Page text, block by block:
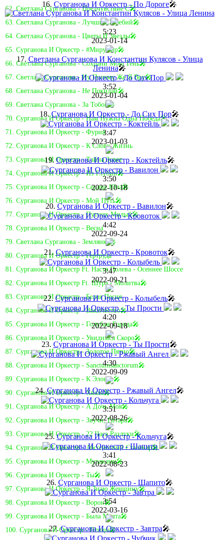
62. Светлана Сурганова - Предчувствие C🎤
63. Светлана Сурганова - Лучший Жребий🎤
64. Светлана Сурганова - Цветы И Звезды🎤
65. Сурганова И Оркестр - #Мирумир🎤
66. Светлана Сурганова - Сохрани Мою Тень🎤
67. Светлана Сурганова - Ну Почему Же Я Вру🎤
68. Светлана Сурганова - Не Покидай🎤
69. Светлана Сурганова - За Тобой🎤
70. Сурганова И Оркестр - Нам Нужна Одна Победа🎤
71. Сурганова И Оркестр - Фурия
72. Сурганова И Оркестр - К Слову Жизнь
73. Сурганова И Оркестр - Тайна Зовет
74. Сурганова И Оркестр - Из Глубин🎤
75. Сурганова И Оркестр - Сердце Юла🎤
76. Сурганова И Оркестр - Мой Путь🎤
77. Сурганова И Оркестр - Путник Милый🎤
78. Сурганова И Оркестр - Весна
79. Светлана Сурганова - Землянка🎤
80. Сурганова И Оркестр - Гертруда
81. Cурганова И Оркестр Ft. Настя Полева - Осеннее Шоссе
82. Сурганова И Оркестр Ft. Шура - Молитва🎤
83. Сурганова И Оркестр - Белая Песня
84. Сурганова И Оркестр - Высочество🎤
85. Сурганова И Оркестр - Голубые Города🎤
86. Сурганова И Оркестр - Увидимся Скоро🎤
87. Сурганова И Оркестр - Золотое Пятно🎤
88. Сурганова И Оркестр - Sanctumsanctorum🎤
89. Сурганова И Оркестр - К Элоизе🎤
90. Сурганова И Оркестр - Хвала🎤
91. Сурганова И Оркестр - А Дочь Моя🎤
92. Сурганова И Оркестр - Звучи, Гитара🎤
93. Сурганова И Оркестр - 22 Часа Разлуки🎤
94. Сурганова И Оркестр - Абсолютный Сталевар🎤
95. Сурганова И Оркестр - Мураками🎤
96. Сурганова И Оркестр - Ты🎤
97. Сурганова И Оркестр - Я Знаю Женщину🎤
98. Сурганова И Оркестр - Ворон🎤
99. Сурганова И Оркестр - Была Мечта🎤
100. Сурганова И Оркестр - Птицы🎤
16. Сурганова И Оркестр - По Дороге🎤
5:23
2023-01-14
17. Светлана Сурганова И Константин Кулясов - Улица
Ленина🎤
3:52
2023-01-04
18.Сурганова И Оркестр - До Сих Пор🎤
3:47
2023-01-03
19.Сурганова И Оркестр - Коктейль🎤
3:50
2022-10-18
20. Сурганова И Оркестр - Вавилон🎤
4:42
2022-09-24
21. Сурганова И Оркестр - Кровоток🎤
3:47
2022-09-21
22.Сурганова И Оркестр - Колыбель🎤
4:20
2022-09-18
23. Сурганова И Оркестр - Ты Прости🎤
4:30
2022-09-09
24.Сурганова И Оркестр - Ржавый Ангел🎤
3:51
2022-08-26
25.Сурганова И Оркестр - Кольчуга🎤
3:41
2022-08-23
26. Сурганова И Оркестр - Шапито🎤
3:54
2022-03-16
27.Сурганова И Оркестр - Завтра🎤